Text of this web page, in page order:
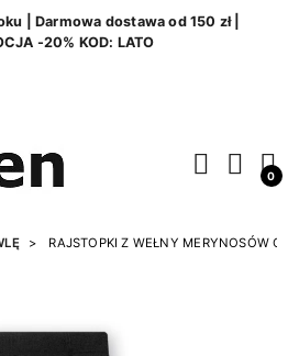
| Darmowa dostawa od 150 zł |
-20% KOD: LATO
0
RAJSTOPKI Z WEŁNY MERYNOSÓW